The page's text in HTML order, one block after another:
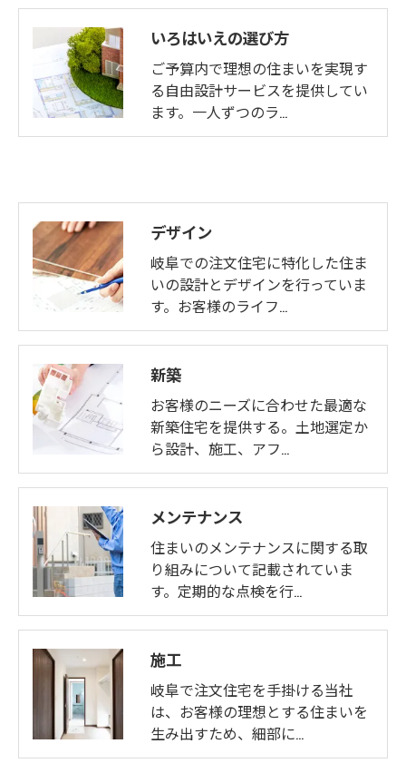
いろはいえの選び方
ご予算内で理想の住まいを実現す
る自由設計サービスを提供してい
ます。一人ずつのラ…
デザイン
岐阜での注文住宅に特化した住ま
いの設計とデザインを行っていま
す。お客様のライフ…
新築
お客様のニーズに合わせた最適な
新築住宅を提供する。土地選定か
ら設計、施工、アフ…
メンテナンス
住まいのメンテナンスに関する取
り組みについて記載されていま
す。定期的な点検を行…
施工
岐阜で注文住宅を手掛ける当社
は、お客様の理想とする住まいを
生み出すため、細部に…